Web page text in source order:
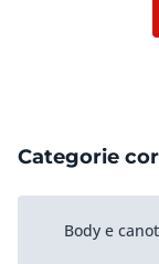
Categorie
Body e